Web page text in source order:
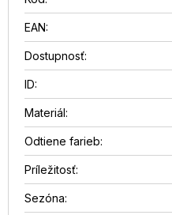
EAN:
Dostupnosť:
ID:
Materiál:
Odtiene farieb:
Príležitosť:
Sezóna: